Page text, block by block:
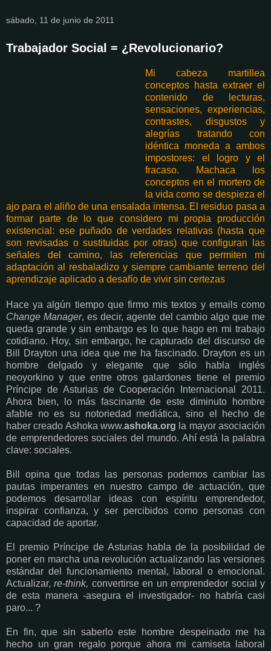
sábado, 11 de junio de 2011
Trabajador Social = ¿Revolucionario?
Mi cabeza martillea
conceptos hasta extraer el
contenido de lecturas,
sensaciones, experiencias,
contrastes, disgustos y
alegrías tratando con
idéntica moneda a ambos
impostores: el logro y el
fracaso. Machaca los
conceptos en el mortero de
la vida como se despieza el
ajo para el aliño de una ensalada intensa. El residuo pasa a
formar parte de lo que considero mi propia producción
existencial: ese puñado de verdades relativas (hasta que
son revisadas o sustituidas por otras) que configuran las
señales del camino, las referencias que permiten mi
adaptación al resbaladizo y siempre cambiante terreno del
aprendizaje aplicado a desafío de vivir sin certezas
Hace ya algún tiempo que firmo mis textos y emails como
Change Manager, es decir, agente del cambio algo que me
queda grande y sin embargo es lo que hago en mi trabajo
cotidiano. Hoy, sin embargo, he capturado del discurso de
Bill Drayton una idea que me ha fascinado. Drayton es un
hombre delgado y elegante que sólo habla inglés
neoyorkino y que entre otros galardones tiene el premio
Príncipe de Asturias de Cooperación Internacional 2011.
Ahora bien, lo más fascinante de este diminuto hombre
afable no es su notoriedad mediática, sino el hecho de
haber creado Ashoka www.ashoka.org la mayor asociación
de emprendedores sociales del mundo. Ahí está la palabra
clave: sociales.
Bill opina que todas las personas podemos cambiar las
pautas imperantes en nuestro campo de actuación, que
podemos desarrollar ideas con espíritu emprendedor,
inspirar confianza, y ser percibidos como personas con
capacidad de aportar.
El premio Príncipe de Asturias habla de la posibilidad de
poner en marcha una revolución actualizando las versiones
estándar del funcionamiento mental, laboral o emocional.
Actualizar,re-think, convertirse en un emprendedor social y
de esta manera -asegura el investigador- no habría casi
paro... ?
En fin, que sin saberlo este hombre despeinado me ha
hecho un gran regalo porque ahora mi camiseta laboral